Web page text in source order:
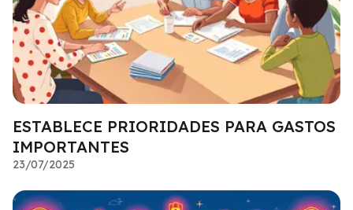
ESTABLECE PRIORIDADES PARA GASTOS
IMPORTANTES
23/07/2025